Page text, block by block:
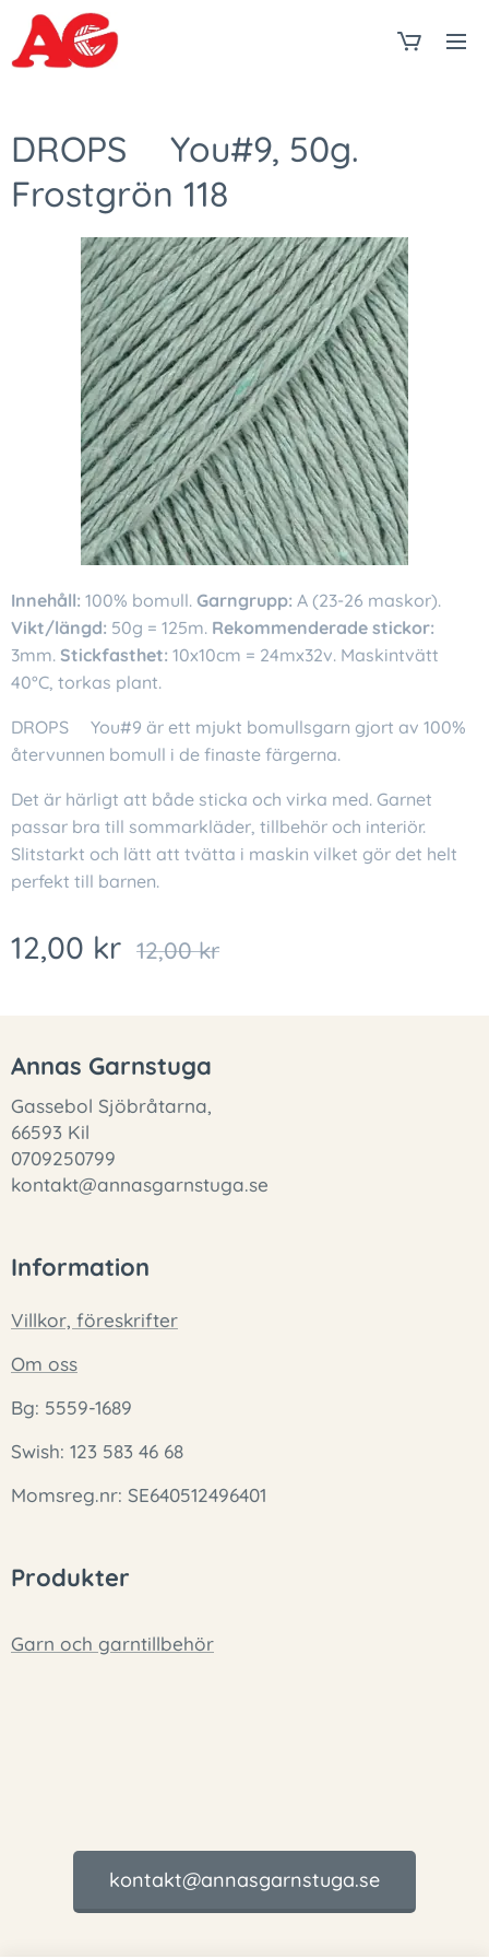
DROPS❤You#9, 50g.
Frostgrön 118
Innehåll: 100% bomull. Garngrupp: A (23-26 maskor).
Vikt/längd: 50g = 125m. Rekommenderade stickor:
3mm. Stickfasthet: 10x10cm = 24mx32v. Maskintvätt
40°C, torkas plant.
DROPS❤You#9 är ett mjukt bomullsgarn gjort av 100%
återvunnen bomull i de finaste färgerna.
Det är härligt att både sticka och virka med. Garnet
passar bra till sommarkläder, tillbehör och interiör.
Slitstarkt och lätt att tvätta i maskin vilket gör det helt
perfekt till barnen.
12,00 kr 12,00kr
Annas Garnstuga
Gassebol Sjöbråtarna,
66593 Kil
0709250799
kontakt@annasgarnstuga.se
Information
Villkor, föreskrifter
Om oss
Bg: 5559-1689
Swish: 123 583 46 68
Momsreg.nr: SE640512496401
Produkter
Garn och garntillbehör
kontakt@annasgarnstuga.se